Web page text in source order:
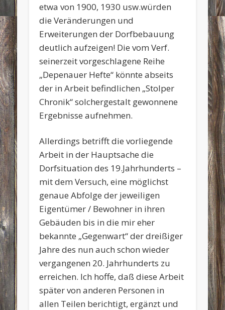
etwa von 1900, 1930 usw.würden
die Veränderungen und
Erweiterungen der Dorfbebauung
deutlich aufzeigen! Die vom Verf.
seinerzeit vorgeschlagene Reihe
„Depenauer Hefte“ könnte abseits
der in Arbeit befindlichen „Stolper
Chronik“ solchergestalt gewonnene
Ergebnisse aufnehmen.
Allerdings betrifft die vorliegende
Arbeit in der Hauptsache die
Dorfsituation des 19.Jahrhunderts –
mit dem Versuch, eine möglichst
genaue Abfolge der jeweiligen
Eigentümer / Bewohner in ihren
Gebäuden bis in die mir eher
bekannte „Gegenwart“ der dreißiger
Jahre des nun auch schon wieder
vergangenen 20. Jahrhunderts zu
erreichen. Ich hoffe, daß diese Arbeit
später von anderen Personen in
allen Teilen berichtigt, ergänzt und